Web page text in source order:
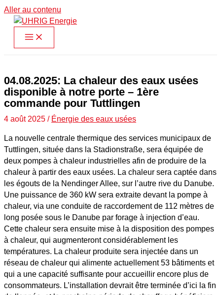
Aller au contenu
04.08.2025: La chaleur des eaux usées
disponible à notre porte – 1ère
commande pour Tuttlingen
4 août 2025 / Énergie des eaux usées
La nouvelle centrale thermique des services municipaux de
Tuttlingen, située dans la Stadionstraße, sera équipée de
deux pompes à chaleur industrielles afin de produire de la
chaleur à partir des eaux usées. La chaleur sera captée dans
les égouts de la Nendinger Allee, sur l’autre rive du Danube.
Une puissance de 360 kW sera extraite devant la pompe à
chaleur, via une conduite de raccordement de 112 mètres de
long posée sous le Danube par forage à injection d’eau.
Cette chaleur sera ensuite mise à la disposition des pompes
à chaleur, qui augmenteront considérablement les
températures. La chaleur produite sera injectée dans un
réseau de chaleur qui alimente actuellement 53 bâtiments et
qui a une capacité suffisante pour accueillir encore plus de
consommateurs. L’installation devrait être terminée d’ici la fin